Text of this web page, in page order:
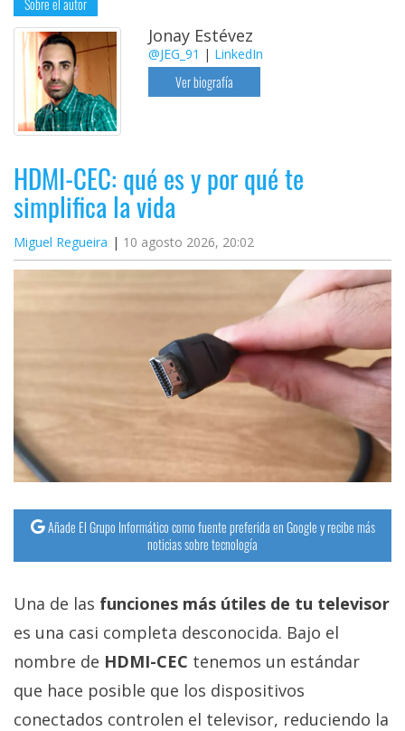
Sobre el autor
Jonay Estévez
@JEG_91 | LinkedIn
Ver biografía
HDMI-CEC: qué es y por qué te
simplifica la vida
Miguel Regueira 10 agosto 2026, 20:02
Añade El Grupo Informático como fuente preferida en Google y recibe más
noticias sobre tecnología
Una de las funciones más útiles de tu televisor
es una casi completa desconocida. Bajo el
nombre de HDMI-CEC tenemos un estándar
que hace posible que los dispositivos
conectados controlen el televisor, reduciendo la